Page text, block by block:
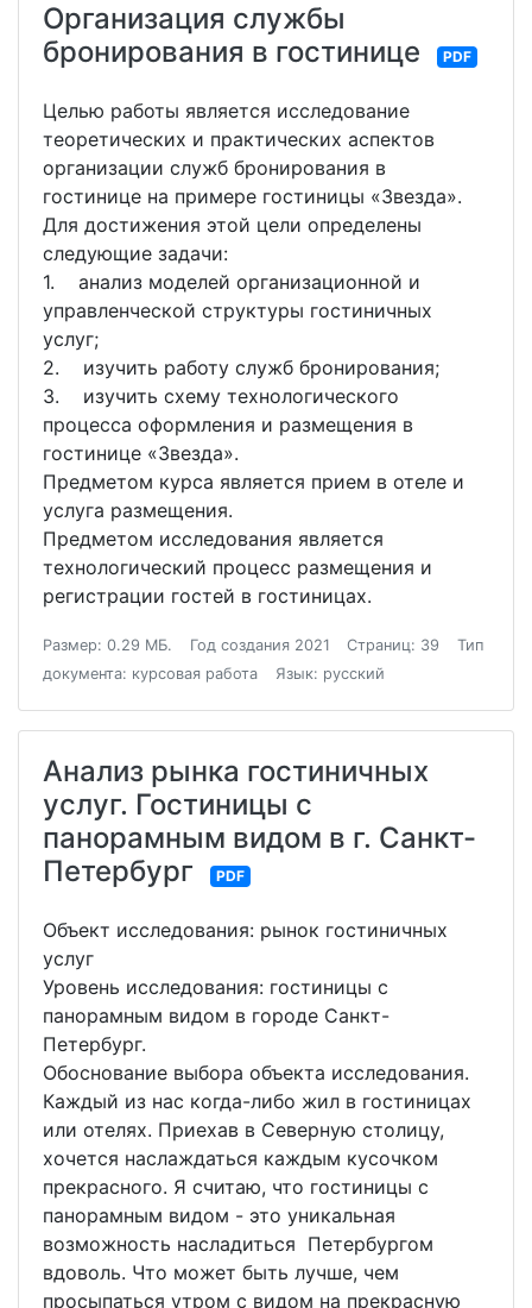
Организация службы
бронирования в гостинице
PDF
Целью работы является исследование
теоретических и практических аспектов
организации служб бронирования в
гостинице на примере гостиницы «Звезда».
Для достижения этой цели определены
следующие задачи:
1. анализ моделей организационной и
управленческой структуры гостиничных
услуг;
2. изучить работу служб бронирования;
3. изучить схему технологического
процесса оформления и размещения в
гостинице «Звезда».
Предметом курса является прием в отеле и
услуга размещения.
Предметом исследования является
технологический процесс размещения и
регистрации гостей в гостиницах.
Размер: 0.29 МБ. Год создания 2021 Страниц: 39
Тип
документа: курсовая работа
Язык: русский
Анализ рынка гостиничных
услуг. Гостиницы с
панорамным видом в г. Санкт-
Петербург
PDF
Объект исследования: рынок гостиничных
услуг
Уровень исследования: гостиницы с
панорамным видом в городе Санкт-
Петербург.
Обоснование выбора объекта исследования.
Каждый из нас когда-либо жил в гостиницах
или отелях. Приехав в Северную столицу,
хочется наслаждаться каждым кусочком
прекрасного. Я считаю, что гостиницы с
панорамным видом - это уникальная
возможность насладиться Петербургом
вдоволь. Что может быть лучше, чем
просыпаться утром с видом на прекрасную